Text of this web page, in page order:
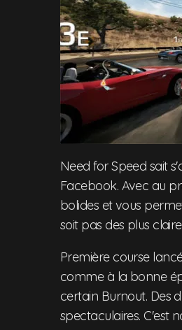
Need for Speed sait
Facebook. Avec au
bolides et vous
soit pas des plus
Première course
comme à la bonne
certain Burnout. Des
spectaculaires. C'est